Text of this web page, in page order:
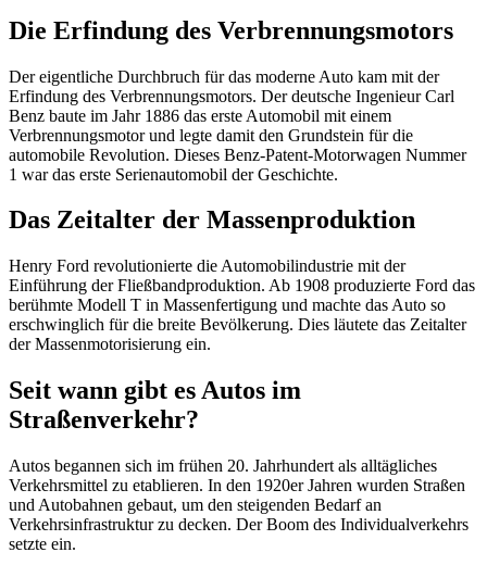
Die Erfindung des Verbrennungsmotors
Der eigentliche Durchbruch für das moderne Auto kam mit der
Erfindung des Verbrennungsmotors. Der deutsche Ingenieur Carl
Benz baute im Jahr 1886 das erste Automobil mit einem
Verbrennungsmotor und legte damit den Grundstein für die
automobile Revolution. Dieses Benz-Patent-Motorwagen Nummer
1 war das erste Serienautomobil der Geschichte.
Das Zeitalter der Massenproduktion
Henry Ford revolutionierte die Automobilindustrie mit der
Einführung der Fließbandproduktion. Ab 1908 produzierte Ford das
berühmte Modell T in Massenfertigung und machte das Auto so
erschwinglich für die breite Bevölkerung. Dies läutete das Zeitalter
der Massenmotorisierung ein.
Seit wann gibt es Autos im
Straßenverkehr?
Autos begannen sich im frühen 20. Jahrhundert als alltägliches
Verkehrsmittel zu etablieren. In den 1920er Jahren wurden Straßen
und Autobahnen gebaut, um den steigenden Bedarf an
Verkehrsinfrastruktur zu decken. Der Boom des Individualverkehrs
setzte ein.